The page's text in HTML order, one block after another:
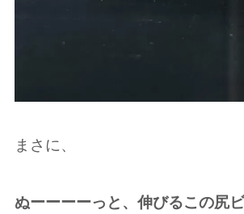
まさに、
ぬーーーーっと、伸びるこの尻